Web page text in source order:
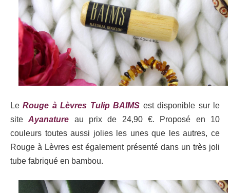
LeRouge à Lèvres Tulip BAIMS est disponible sur le
siteAyanature au prix de 24,90 €. Proposé en 10
couleurs toutes aussi jolies les unes que les autres, ce
Rouge à Lèvres est également présenté dans un très joli
tube fabriqué en bambou.